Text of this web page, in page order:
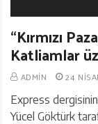
“Kırmızı
Katliamlar
ADMIN 24
Express
Yücel Göktürk